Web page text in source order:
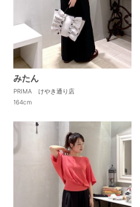
みたん
PRIMA けやき通り店
164cm